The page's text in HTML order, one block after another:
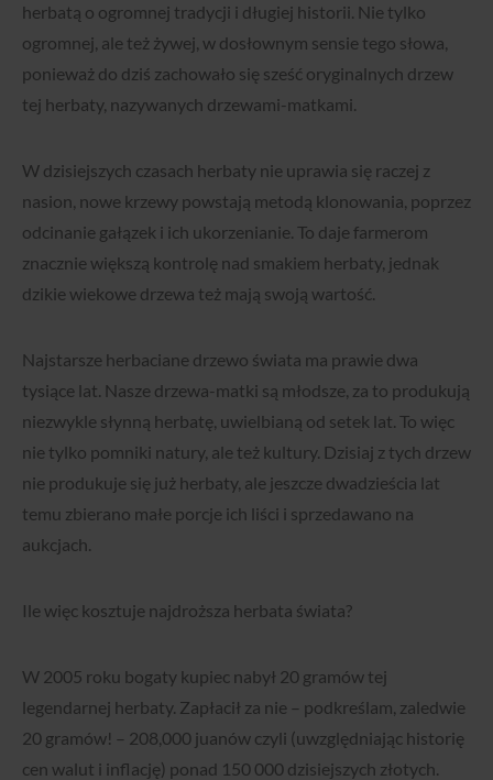
herbatą o ogromnej tradycji i długiej historii. Nie tylko
ogromnej, ale też żywej, w dosłownym sensie tego słowa,
ponieważ do dziś zachowało się sześć oryginalnych drzew
tej herbaty, nazywanych drzewami-matkami.
W dzisiejszych czasach herbaty nie uprawia się raczej z
nasion, nowe krzewy powstają metodą klonowania, poprzez
odcinanie gałązek i ich ukorzenianie. To daje farmerom
znacznie większą kontrolę nad smakiem herbaty, jednak
dzikie wiekowe drzewa też mają swoją wartość.
Najstarsze herbaciane drzewo świata ma prawie dwa
tysiące lat. Nasze drzewa-matki są młodsze, za to produkują
niezwykle słynną herbatę, uwielbianą od setek lat. To więc
nie tylko pomniki natury, ale też kultury. Dzisiaj z tych drzew
nie produkuje się już herbaty, ale jeszcze dwadzieścia lat
temu zbierano małe porcje ich liści i sprzedawano na
aukcjach.
Ile więc kosztuje najdroższa herbata świata?
W 2005 roku bogaty kupiec nabył 20 gramów tej
legendarnej herbaty. Zapłacił za nie – podkreślam, zaledwie
20 gramów! – 208,000 juanów czyli (uwzględniając historię
cen walut i inflację) ponad 150 000 dzisiejszych złotych.